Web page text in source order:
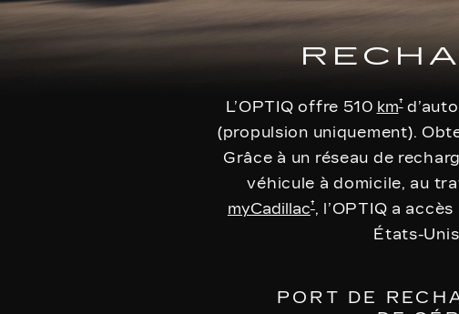
L’OPTIQ offre 510 km†
(propulsion uniquement).
Grâce à un réseau de
véhicule à domicile, au
myCadillac†, l’OPTIQ a
États-
PORT DE